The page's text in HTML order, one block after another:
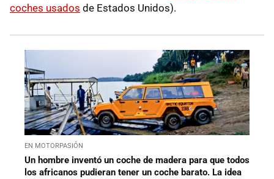
coches usados de Estados Unidos).
EN MOTORPASIÓN
Un hombre inventó un coche de madera para que todos
los africanos pudieran tener un coche barato. La idea